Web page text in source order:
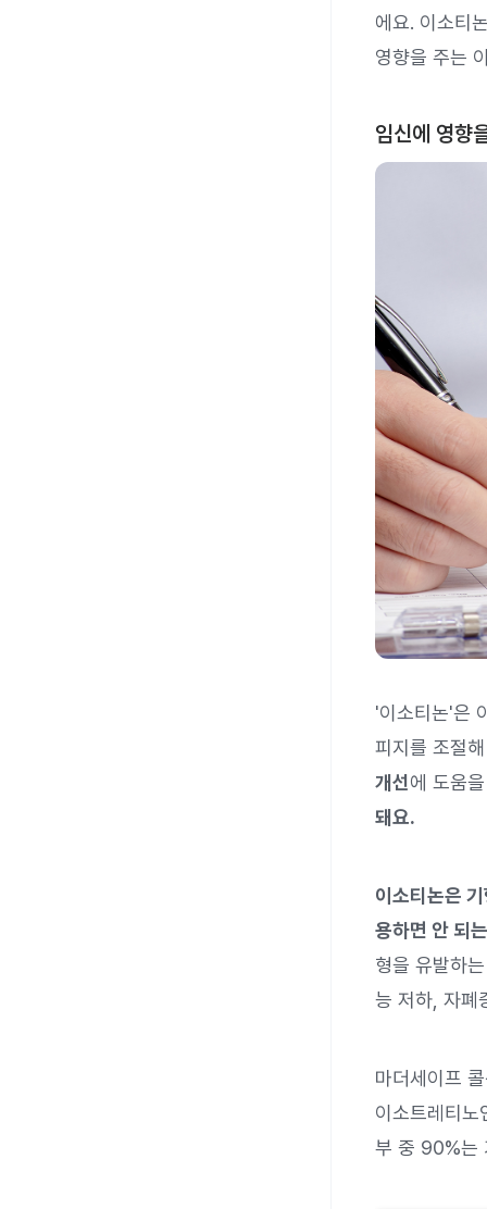
에요. 이소티
영향을 주는
임신에 영향
'이소티논'은
피지를 조절
개선에 도움
돼요.
이소티논은
용하면 안 되
형을 유발하
능 저하, 자폐
마더세이프
이소트레티
부 중 90%는